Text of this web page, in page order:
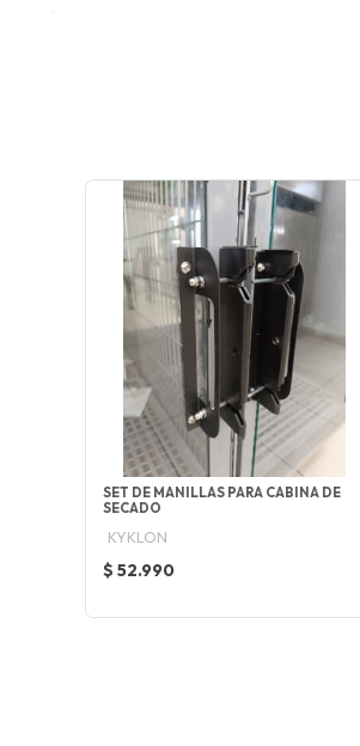
SET DE MANILLAS PARA CABINA DE
SECADO
KYKLON
$ 52.990